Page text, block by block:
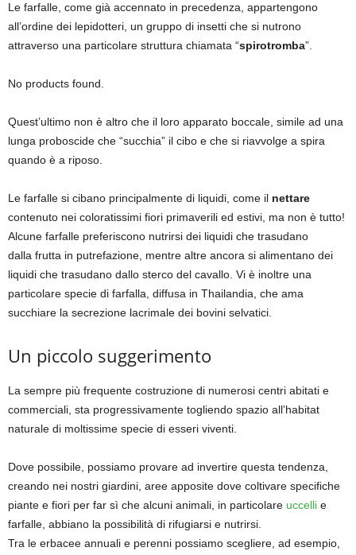
Le farfalle, come già accennato in precedenza, appartengono
all’ordine dei lepidotteri, un gruppo di insetti che si nutrono
attraverso una particolare struttura chiamata “spirotromba”.
No products found.
Quest’ultimo non è altro che il loro apparato boccale, simile ad una
lunga proboscide che “succhia” il cibo e che si riavvolge a spira
quando è a riposo.
Le farfalle si cibano principalmente di liquidi, come il nettare
contenuto nei coloratissimi fiori primaverili ed estivi, ma non è tutto!
Alcune farfalle preferiscono nutrirsi dei liquidi che trasudano
dalla frutta in putrefazione, mentre altre ancora si alimentano dei
liquidi che trasudano dallo sterco del cavallo. Vi è inoltre una
particolare specie di farfalla, diffusa in Thailandia, che ama
succhiare la secrezione lacrimale dei bovini selvatici.
Un piccolo suggerimento
La sempre più frequente costruzione di numerosi centri abitati e
commerciali, sta progressivamente togliendo spazio all’habitat
naturale di moltissime specie di esseri viventi.
Dove possibile, possiamo provare ad invertire questa tendenza,
creando nei nostri giardini, aree apposite dove coltivare specifiche
piante e fiori per far sì che alcuni animali, in particolare uccelli e
farfalle, abbiano la possibilità di rifugiarsi e nutrirsi.
Tra le erbacee annuali e perenni possiamo scegliere, ad esempio,